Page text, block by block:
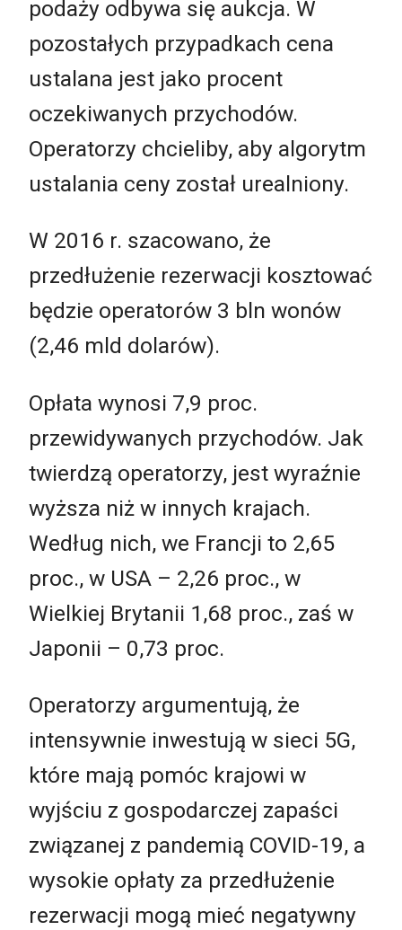
podaży odbywa się aukcja. W
pozostałych przypadkach cena
ustalana jest jako procent
oczekiwanych przychodów.
Operatorzy chcieliby, aby algorytm
ustalania ceny został urealniony.
W 2016 r. szacowano, że
przedłużenie rezerwacji kosztować
będzie operatorów 3 bln wonów
(2,46 mld dolarów).
Opłata wynosi 7,9 proc.
przewidywanych przychodów. Jak
twierdzą operatorzy, jest wyraźnie
wyższa niż w innych krajach.
Według nich, we Francji to 2,65
proc., w USA – 2,26 proc., w
Wielkiej Brytanii 1,68 proc., zaś w
Japonii – 0,73 proc.
Operatorzy argumentują, że
intensywnie inwestują w sieci 5G,
które mają pomóc krajowi w
wyjściu z gospodarczej zapaści
związanej z pandemią COVID-19, a
wysokie opłaty za przedłużenie
rezerwacji mogą mieć negatywny